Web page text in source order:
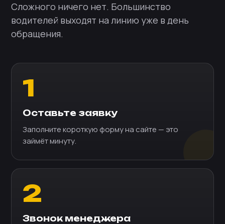
Сложного ничего нет. Большинство
водителей выходят на линию уже в день
обращения.
1
Оставьте заявку
Заполните короткую форму на сайте — это
займёт минуту.
2
Звонок менеджера